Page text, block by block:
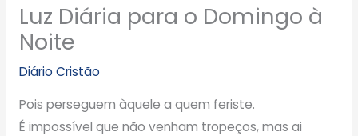
Luz Diária para o Domingo à
Noite
Diário Cristão
Pois perseguem àquele a quem feriste.
É impossível que não venham tropeços, mas ai